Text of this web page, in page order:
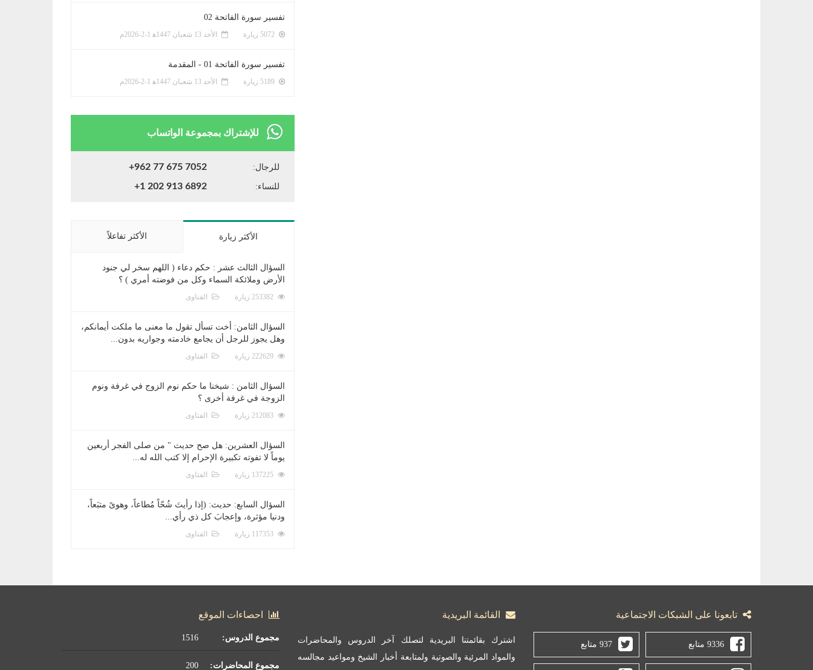
تفسير سورة الفاتحة 02
الأحد 13 شعبان 1447ﻫ 1-2-2026م
تفسير سورة الفاتحة 01 - المقدمة
الأحد 13 شعبان 1447ﻫ 1-2-2026م
للإشتراك بمجموعة الواتساب
للرجال: +962 77 675 7052
للنساء: +1 202 913 6892
الأكثر زيارة الأكثر تفاعلاً
السؤال الثالث عشر : حكم دعاء ( اللهم سخر لي جنود
الأرض وملائكة السماء وكل من فوضته أمري ) ؟
الفتاوى
السؤال الثامن: أخت تسأل تقول ما معنى ما ملكت أيمانكم،
وهل يجوز للرجل أن يجامع خادمته وجواريه بدون...
الفتاوى
السؤال الثامن : شيخنا ما حكم نوم الزوج في غرفة ونوم
الزوجة في غرفة أخرى ؟
الفتاوى
السؤال العشرين: هل صح حديث " من صلى الفجر أربعين
يوماً لا تفوته تكبيرة الإحرام إلا كتب الله له...
الفتاوى
السؤال السابع: حديث: (إذا رأيتَ شُحّاً مُطاعاً، وهوىً متبَعاً،
ودنيا مؤثرة، وإعجابَ كل ذي رأي...
الفتاوى
تابعونا على الشبكات الاجتماعية
9336 متابع 937 متابع
القائمة البريدية
اشترك بقائمتنا البريدية لتصلك آخر الدروس والمحاضرات
والمواد المرئية والصوتية ولمتابعة أخبار الشيخ ومواعيد مجالسه
احصاءات الموقع
مجموع الدروس:
مجموع المحاضرات: